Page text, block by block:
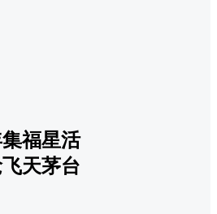
福星活
天茅台